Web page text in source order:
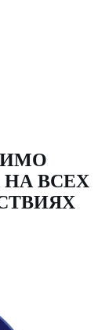
ВСЕХ